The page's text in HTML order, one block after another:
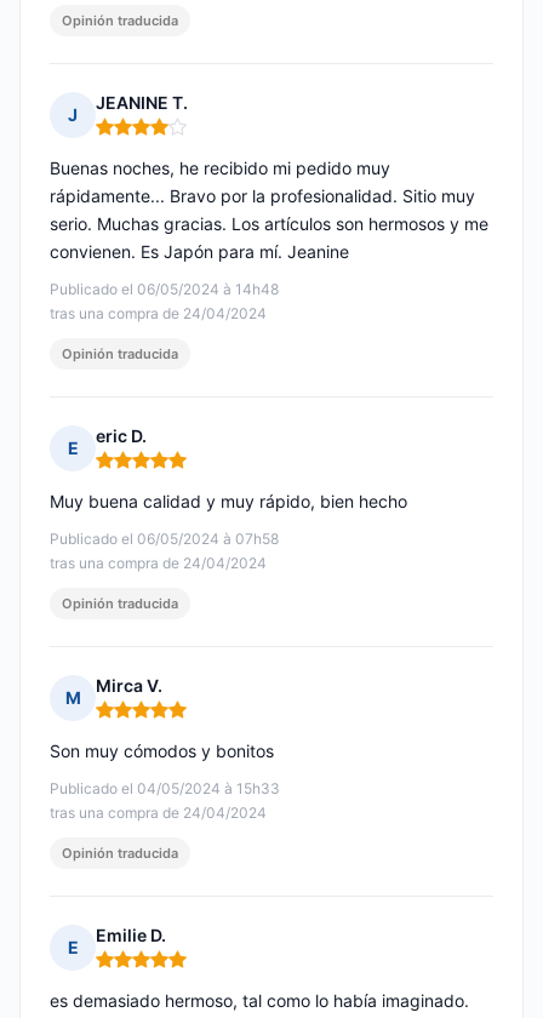
Opinión traducida
J
JEANINE T.
Nota: 4 de 5
Publicado el 06/05/2024 à 14h48
tras una compra de 24/04/2024
Buenas noches, he recibido mi pedido muy
rápidamente... Bravo por la profesionalidad. Sitio muy
serio. Muchas gracias. Los artículos son hermosos y me
convienen. Es Japón para mí. Jeanine
Opinión traducida
E
eric D.
Nota: 5 de 5
Publicado el 06/05/2024 à 07h58
tras una compra de 24/04/2024
Muy buena calidad y muy rápido, bien hecho
Opinión traducida
M
Mirca V.
Nota: 5 de 5
Publicado el 04/05/2024 à 15h33
tras una compra de 24/04/2024
Son muy cómodos y bonitos
Opinión traducida
E
Emilie D.
Nota: 5 de 5
es demasiado hermoso, tal como lo había imaginado.